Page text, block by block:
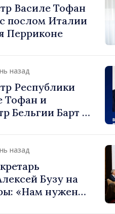
Василе Тофан
послом Италии
Перриконе
назад
Республики
Тофан и
Бельгии Барт де
назад
Бузу на
«Нам нужен